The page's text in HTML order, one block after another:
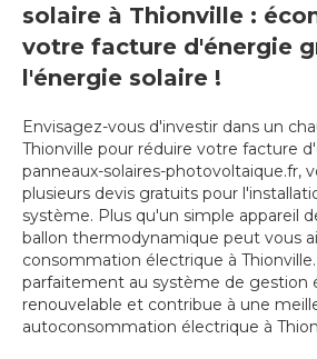
solaire à Thionville :
votre facture d'énergie
l'énergie solaire !
Envisagez-vous d'investir dans un
Thionville pour réduire votre facture
panneaux-solaires-photovoltaique.fr,
plusieurs devis gratuits pour
système. Plus qu'un simple appareil
ballon thermodynamique peut vous
consommation électrique à
parfaitement au système de gestion
renouvelable et contribue à une
autoconsommation électrique à